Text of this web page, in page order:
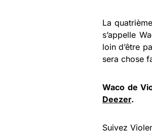
La
s’appelle
loin d’être
sera chose
Waco de
Deezer.
Suivez